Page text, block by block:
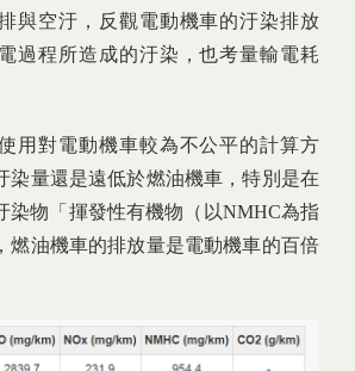
與空汙，反觀電動機車的汙染排放
過程所造成的汙染，也考量輸電耗
用對電動機車較為不公平的計算方
染量還是遠低於燃油機車，特別是在
染物「揮發性有機物（以NMHC為指
燃油機車的排放量是電動機車的百倍